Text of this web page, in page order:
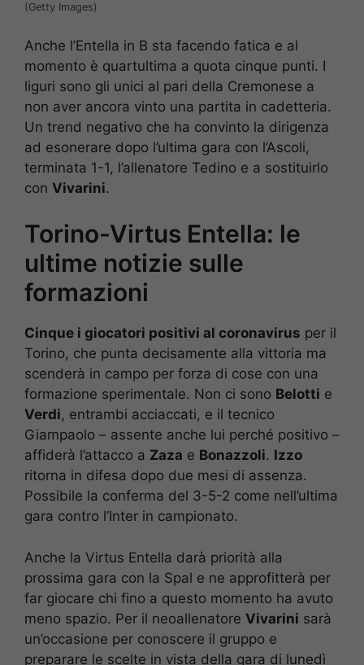
(Getty Images)
Anche l’Entella in B sta facendo fatica e al
momento è quartultima a quota cinque punti. I
liguri sono gli unici al pari della Cremonese a
non aver ancora vinto una partita in cadetteria.
Un trend negativo che ha convinto la dirigenza
ad esonerare dopo l’ultima gara con l’Ascoli,
terminata 1-1, l’allenatore Tedino e a sostituirlo
con Vivarini.
Torino-Virtus Entella: le
ultime notizie sulle
formazioni
Cinque i giocatori positivi al coronavirus per il
Torino, che punta decisamente alla vittoria ma
scenderà in campo per forza di cose con una
formazione sperimentale. Non ci sono Belotti e
Verdi, entrambi acciaccati, e il tecnico
Giampaolo – assente anche lui perché positivo –
affiderà l’attacco a Zaza e Bonazzoli. Izzo
ritorna in difesa dopo due mesi di assenza.
Possibile la conferma del 3-5-2 come nell’ultima
gara contro l’Inter in campionato.
Anche la Virtus Entella darà priorità alla
prossima gara con la Spal e ne approfitterà per
far giocare chi fino a questo momento ha avuto
meno spazio. Per il neoallenatore Vivarini sarà
un’occasione per conoscere il gruppo e
preparare le scelte in vista della gara di lunedì